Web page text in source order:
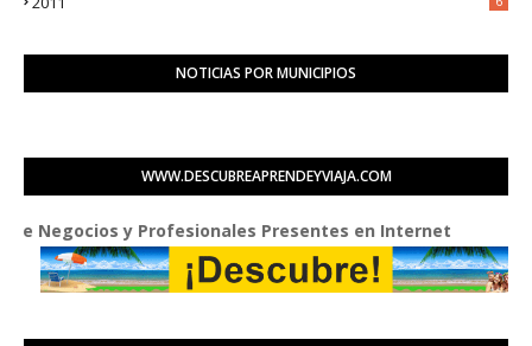
NOTICIAS POR MUNICIPIOS
WWW.DESCUBREAPRENDEYVIAJA.COM
y Profesionales Presentes en Internet